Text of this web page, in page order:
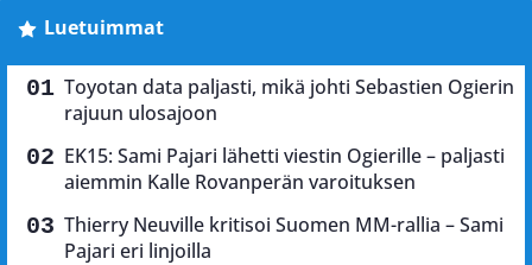
Luetuimmat
Toyotan data paljasti, mikä johti Sebastien Ogierin
rajuun ulosajoon
EK15: Sami Pajari lähetti viestin Ogierille – paljasti
aiemmin Kalle Rovanperän varoituksen
Thierry Neuville kritisoi Suomen MM-rallia – Sami
Pajari eri linjoilla